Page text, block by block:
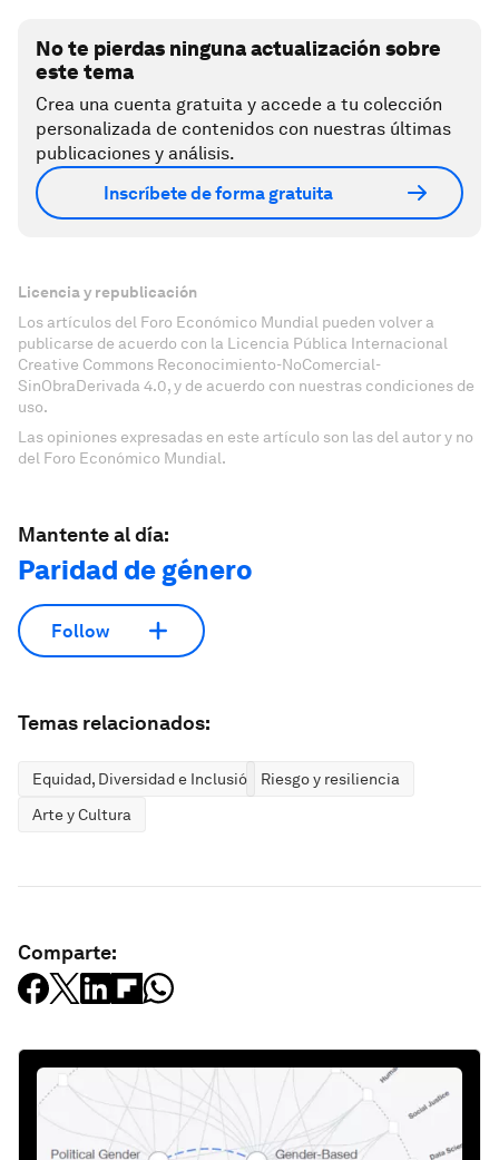
No te pierdas ninguna actualización sobre
este tema
Crea una cuenta gratuita y accede a tu colección
personalizada de contenidos con nuestras últimas
publicaciones y análisis.
Inscríbete de forma gratuita
Licencia y republicación
Los artículos del Foro Económico Mundial pueden volver a
publicarse de acuerdo con la Licencia Pública Internacional
Creative Commons Reconocimiento-NoComercial-
SinObraDerivada 4.0, y de acuerdo con nuestras condiciones de
uso.
Las opiniones expresadas en este artículo son las del autor y no
del Foro Económico Mundial.
Mantente al día:
Paridad de género
Follow
Temas relacionados:
Equidad, Diversidad e Inclusión
Riesgo y resiliencia
Arte y Cultura
Comparte: